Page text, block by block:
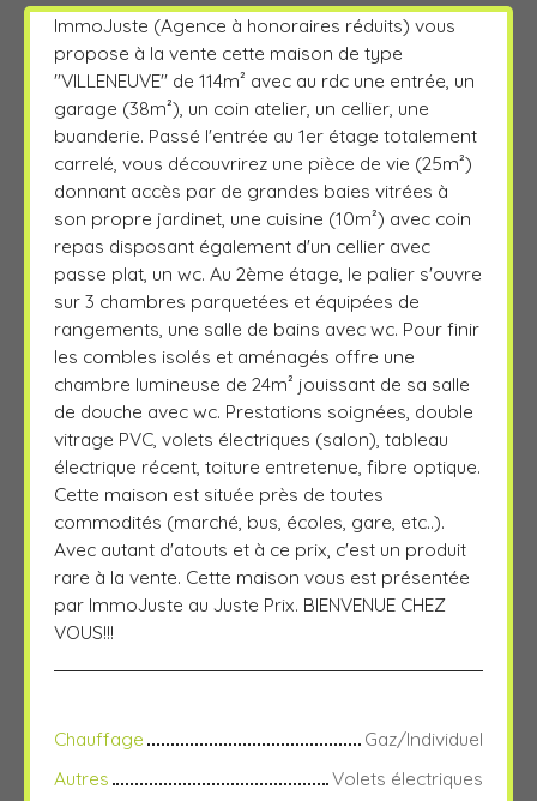
ImmoJuste (Agence à honoraires réduits) vous
propose à la vente cette maison de type
''VILLENEUVE'' de 114m² avec au rdc une entrée, un
garage (38m²), un coin atelier, un cellier, une
buanderie. Passé l'entrée au 1er étage totalement
carrelé, vous découvrirez une pièce de vie (25m²)
donnant accès par de grandes baies vitrées à
son propre jardinet, une cuisine (10m²) avec coin
repas disposant également d'un cellier avec
passe plat, un wc. Au 2ème étage, le palier s'ouvre
sur 3 chambres parquetées et équipées de
rangements, une salle de bains avec wc. Pour finir
les combles isolés et aménagés offre une
chambre lumineuse de 24m² jouissant de sa salle
de douche avec wc. Prestations soignées, double
vitrage PVC, volets électriques (salon), tableau
électrique récent, toiture entretenue, fibre optique.
Cette maison est située près de toutes
commodités (marché, bus, écoles, gare, etc..).
Avec autant d'atouts et à ce prix, c'est un produit
rare à la vente. Cette maison vous est présentée
par ImmoJuste au Juste Prix. BIENVENUE CHEZ
VOUS!!!
Chauffage
Gaz/Individuel
Autres
Volets électriques